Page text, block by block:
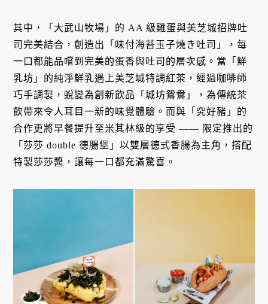
其中，「大武山牧場」的 AA 級雞蛋與美芝城招牌吐
司完美結合，創造出「味付海苔玉子燒き吐司」，每
一口都能品嚐到完美的蛋香與吐司的層次感。當「鮮
乳坊」的純淨鮮乳遇上美芝城特調紅茶，經過咖啡師
巧手調製，蛻變為創新飲品「城坊鴛鴦」，為傳統茶
飲帶來令人耳目一新的味覺體驗。而與「究好豬」的
合作更將早餐提升至米其林級的享受 —— 限定推出的
「莎莎 double 德腸堡」以雙層德式香腸為主角，搭配
特製莎莎醬，讓每一口都充滿驚喜。